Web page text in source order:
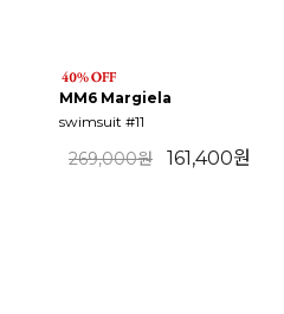
MM6 Margiela
swimsuit #11
269,000원 161,400원